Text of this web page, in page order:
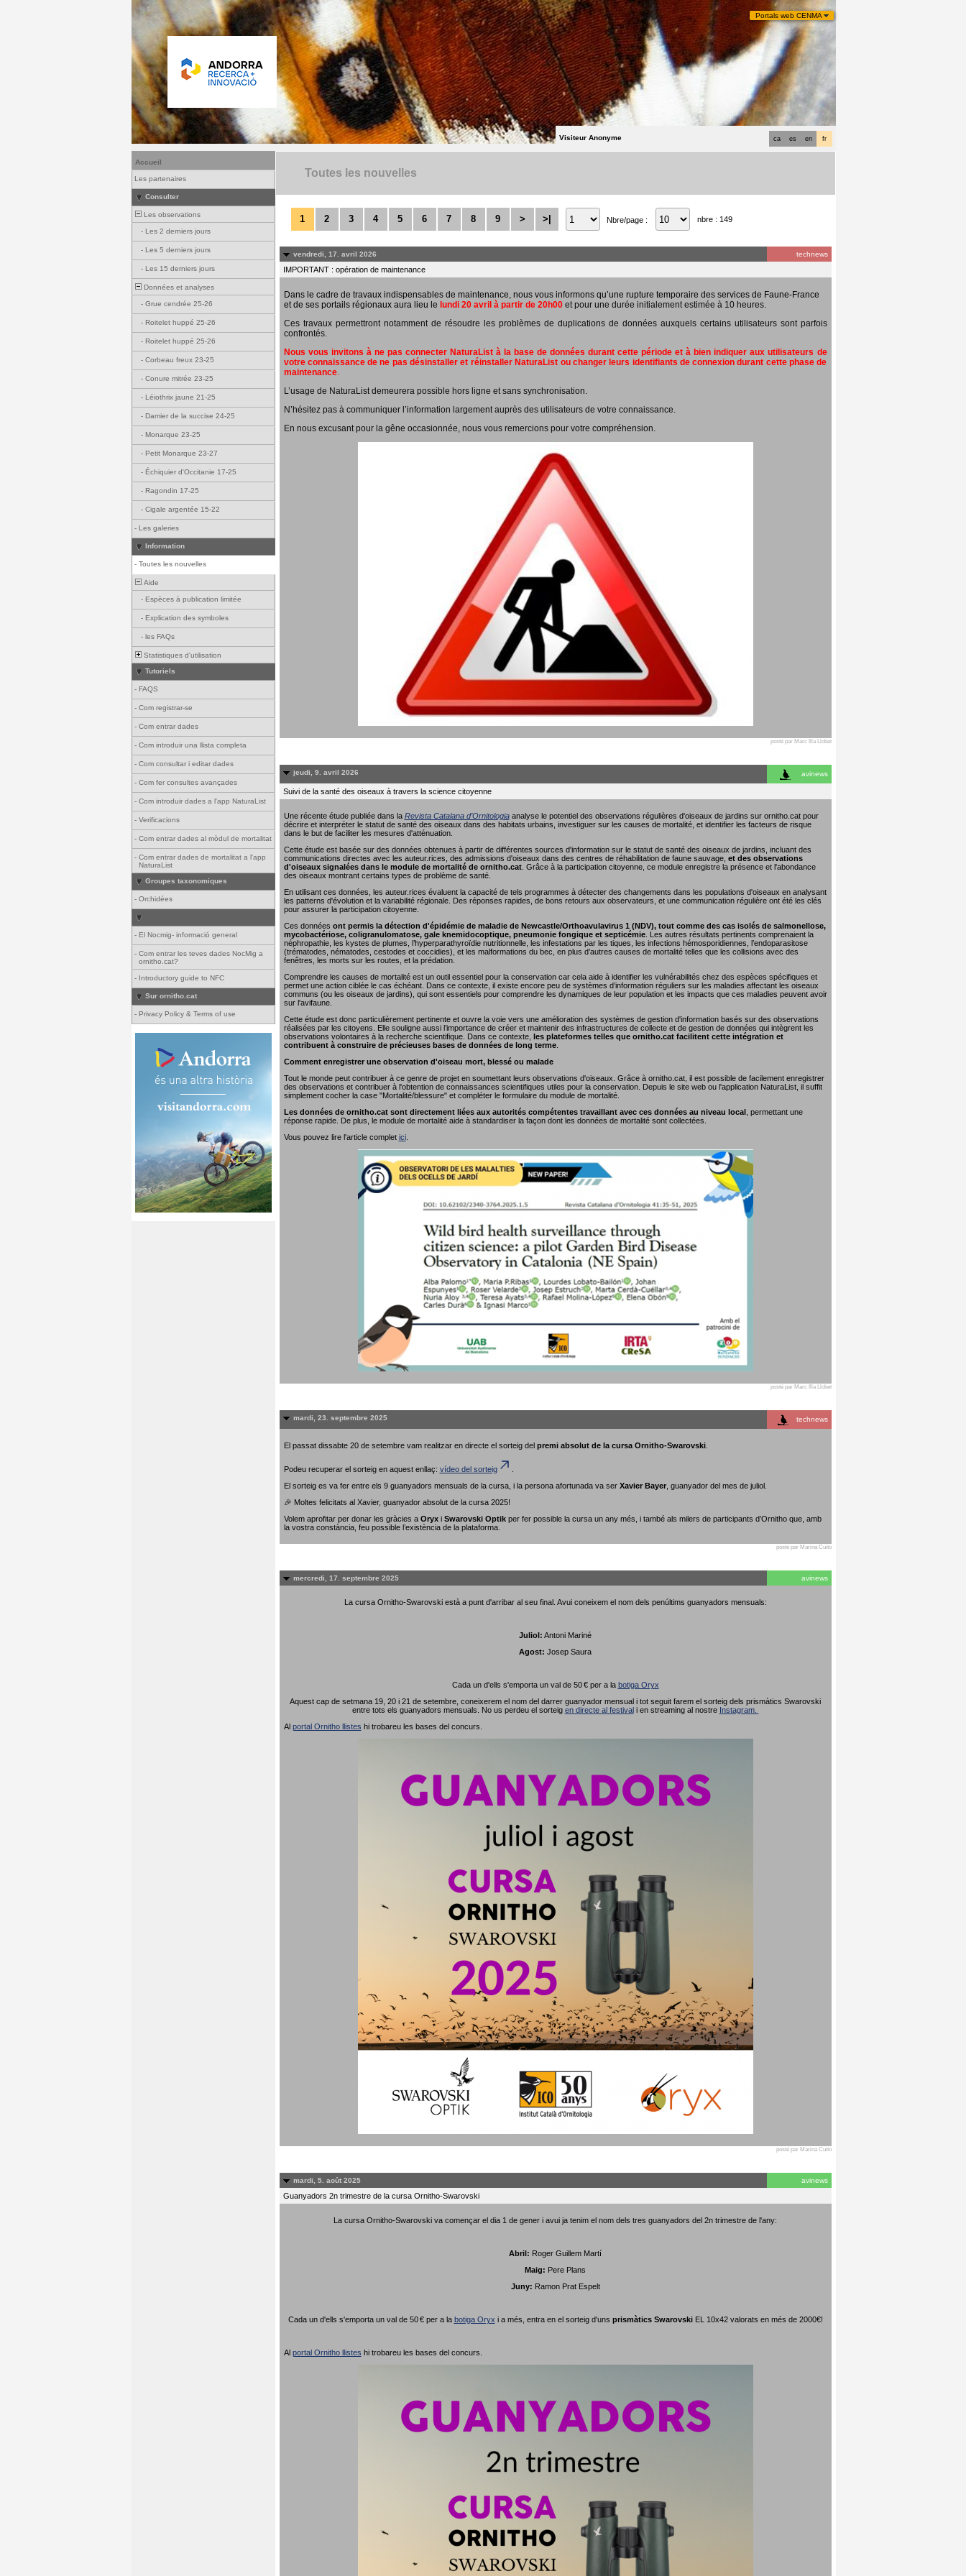
Portals web CENMA
fr
en
es
ca
Visiteur Anonyme
Accueil
Les partenaires
Consulter
Les observations
- Les 2 derniers jours
- Les 5 derniers jours
- Les 15 derniers jours
Données et analyses
- Grue cendrée 25-26
- Roitelet huppé 25-26
- Roitelet huppé 25-26
- Corbeau freux 23-25
- Conure mitrée 23-25
- Léiothrix jaune 21-25
- Damier de la succise 24-25
- Monarque 23-25
- Petit Monarque 23-27
- Échiquier d'Occitanie 17-25
- Ragondin 17-25
- Cigale argentée 15-22
- Les galeries
Information
- Toutes les nouvelles
Aide
- Espèces à publication limitée
- Explication des symboles
- les FAQs
Statistiques d'utilisation
Tutoriels
- FAQS
- Com registrar-se
- Com entrar dades
- Com introduir una llista completa
- Com consultar i editar dades
- Com fer consultes avançades
- Com introduir dades a l'app NaturaList
- Verificacions
- Com entrar dades al mòdul de mortalitat
- Com entrar dades de mortalitat a l'app
NaturaList
Groupes taxonomiques
- Orchidées
- El Nocmig- informació general
- Com entrar les teves dades NocMig a
ornitho.cat?
- Introductory guide to NFC
Sur ornitho.cat
- Privacy Policy & Terms of use
Toutes les nouvelles
1 2 3 4 5 6 7 8 9 > >| Nbre/page : nbre : 149
vendredi, 17. avril 2026 technews
IMPORTANT : opération de maintenance
Dans le cadre de travaux indispensables de maintenance, nous vous informons qu’une rupture temporaire des services de Faune-France
et de ses portails régionaux aura lieu le lundi 20 avril à partir de 20h00 et pour une durée initialement estimée à 10 heures.
Ces travaux permettront notamment de résoudre les problèmes de duplications de données auxquels certains utilisateurs sont parfois
confrontés.
Nous vous invitons à ne pas connecter NaturaList à la base de données durant cette période et à bien indiquer aux utilisateurs de
votre connaissance de ne pas désinstaller et réinstaller NaturaList ou changer leurs identifiants de connexion durant cette phase de
maintenance.
L’usage de NaturaList demeurera possible hors ligne et sans synchronisation.
N’hésitez pas à communiquer l’information largement auprès des utilisateurs de votre connaissance.
En nous excusant pour la gêne occasionnée, nous vous remercions pour votre compréhension.
posté par Marc Illa Llobet
jeudi, 9. avril 2026 avinews
Suivi de la santé des oiseaux à travers la science citoyenne
Une récente étude publiée dans la Revista Catalana d’Ornitologiaanalyse le potentiel des observations régulières d'oiseaux de jardins sur ornitho.cat pour
décrire et interpréter le statut de santé des oiseaux dans des habitats urbains, investiguer sur les causes de mortalité, et identifier les facteurs de risque
dans le but de faciliter les mesures d'atténuation.
Cette étude est basée sur des données obtenues à partir de différentes sources d'information sur le statut de santé des oiseaux de jardins, incluant des
communications directes avec les auteur.rices, des admissions d'oiseaux dans des centres de réhabilitation de faune sauvage, et des observations
d'oiseaux signalées dans le module de mortalité de ornitho.cat. Grâce à la participation citoyenne, ce module enregistre la présence et l'abondance
des oiseaux montrant certains types de problème de santé.
En utilisant ces données, les auteur.rices évaluent la capacité de tels programmes à détecter des changements dans les populations d'oiseaux en analysant
les patterns d'évolution et la variabilité régionale. Des réponses rapides, de bons retours aux observateurs, et une communication régulière ont été les clés
pour assurer la participation citoyenne.
Ces données ont permis la détection d'épidémie de maladie de Newcastle/Orthoavulavirus 1 (NDV), tout comme des cas isolés de salmonellose,
mycobactériose, coligranulomatose, gale knemidocoptique, pneumonie fongique et septicémie. Les autres résultats pertinents comprenaient la
néphropathie, les kystes de plumes, l’hyperparathyroïdie nutritionnelle, les infestations par les tiques, les infections hémosporidiennes, l’endoparasitose
(trématodes, nématodes, cestodes et coccidies), et les malformations du bec, en plus d’autres causes de mortalité telles que les collisions avec des
fenêtres, les morts sur les routes, et la prédation.
Comprendre les causes de mortalité est un outil essentiel pour la conservation car cela aide à identifier les vulnérabilités chez des espèces spécifiques et
permet une action ciblée le cas échéant. Dans ce contexte, il existe encore peu de systèmes d’information réguliers sur les maladies affectant les oiseaux
communs (ou les oiseaux de jardins), qui sont essentiels pour comprendre les dynamiques de leur population et les impacts que ces maladies peuvent avoir
sur l'avifaune.
Cette étude est donc particulièrement pertinente et ouvre la voie vers une amélioration des systèmes de gestion d'information basés sur des observations
réalisées par les citoyens. Elle souligne aussi l’importance de créer et maintenir des infrastructures de collecte et de gestion de données qui intègrent les
observations volontaires à la recherche scientifique. Dans ce contexte, les plateformes telles que ornitho.cat facilitent cette intégration et
contribuent à construire de précieuses bases de données de long terme.
Comment enregistrer une observation d'oiseau mort, blessé ou malade
Tout le monde peut contribuer à ce genre de projet en soumettant leurs observations d'oiseaux. Grâce à ornitho.cat, il est possible de facilement enregistrer
des observations et contribuer à l'obtention de connaissances scientifiques utiles pour la conservation. Depuis le site web ou l'application NaturaList, il suffit
simplement cocher la case "Mortalité/blessure" et compléter le formulaire du module de mortalité.
Les données de ornitho.cat sont directement liées aux autorités compétentes travaillant avec ces données au niveau local, permettant une
réponse rapide. De plus, le module de mortalité aide à standardiser la façon dont les données de mortalité sont collectées.
Vous pouvez lire l'article complet ici.
posté par Marc Illa Llobet
mardi, 23. septembre 2025 technews
El passat dissabte 20 de setembre vam realitzar en directe el sorteig del premi absolut de la cursa Ornitho-Swarovski.
Podeu recuperar el sorteig en aquest enllaç: vídeo del sorteig
El sorteig es va fer entre els 9 guanyadors mensuals de la cursa, i la persona afortunada va ser Xavier Bayer, guanyador del mes de juliol.
🎉 Moltes felicitats al Xavier, guanyador absolut de la cursa 2025!
Volem aprofitar per donar les gràcies a Oryxi Swarovski Optikper fer possible la cursa un any més, i també als milers de participants d’Ornitho que, amb
la vostra constància, feu possible l’existència de la plataforma.
posté par Marina Cuito
mercredi, 17. septembre 2025 avinews
La cursa Ornitho-Swarovski està a punt d'arribar al seu final. Avui coneixem el nom dels penúltims guanyadors mensuals:
Juliol: Antoni Mariné
Agost: Josep Saura
Cada un d'ells s'emporta un val de 50 € per a la botiga Oryx
Aquest cap de setmana 19, 20 i 21 de setembre, coneixerem el nom del darrer guanyador mensual i tot seguit farem el sorteig dels prismàtics Swarovski
entre tots els guanyadors mensuals. No us perdeu el sorteig en directe al festivali en streaming al nostre Instagram.
Al portal Ornitho llistes hi trobareu les bases del concurs.
posté par Marina Cuito
mardi, 5. août 2025 avinews
Guanyadors 2n trimestre de la cursa Ornitho-Swarovski
La cursa Ornitho-Swarovski va començar el dia 1 de gener i avui ja tenim el nom dels tres guanyadors del 2n trimestre de l'any:
Abril: Roger Guillem Martí
Maig: Pere Plans
Juny: Ramon Prat Espelt
Cada un d'ells s'emporta un val de 50 € per a la botiga Oryx i a més, entra en el sorteig d'uns prismàtics SwarovskiEL 10x42 valorats en més de 2000€!
Al portal Ornitho llistes hi trobareu les bases del concurs.